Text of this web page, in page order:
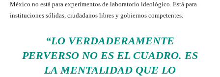
México no está para experimentos de laboratorio ideológico. Está para
instituciones sólidas, ciudadanos libres y gobiernos competentes.
“LO VERDADERAMENTE
PERVERSO NO ES EL CUADRO. ES
LA MENTALIDAD QUE LO